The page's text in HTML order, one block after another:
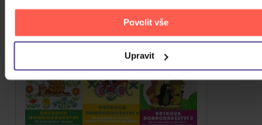
Povolit vše
Upravit
Mrkněte na ně.